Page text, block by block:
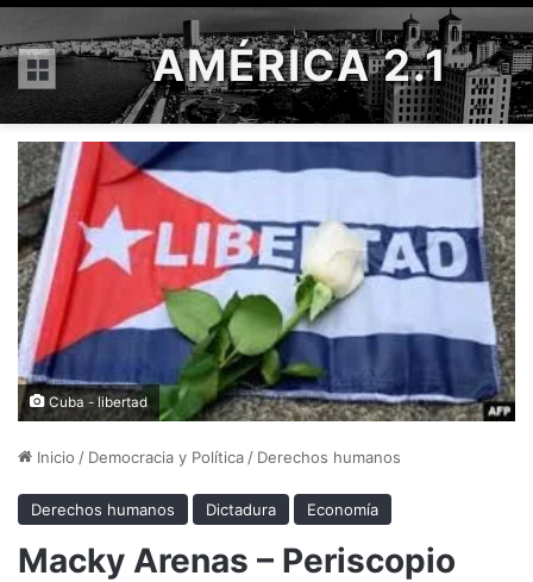
Menú AMÉRICA 2.1
Cuba - libertad
Inicio / Democracia y Política / Derechos humanos
Derechos humanos Dictadura Economía
Macky Arenas – Periscopio